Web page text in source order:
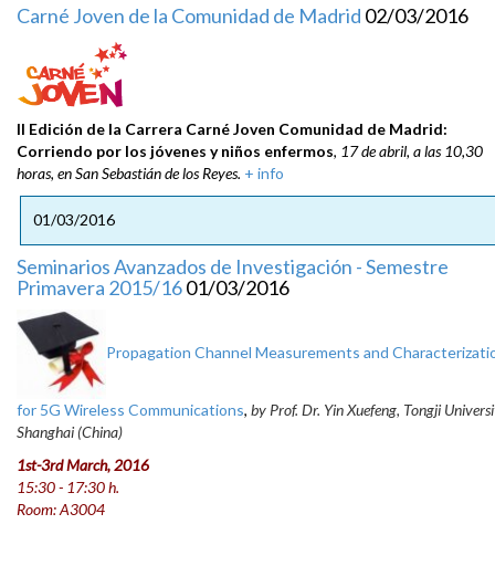
Carné Joven de la Comunidad de Madrid 02/03/2016
II Edición de la Carrera Carné Joven Comunidad de Madrid:
Corriendo por los jóvenes y niños enfermos, 17 de abril, a las 10,30
horas, en San Sebastián de los Reyes. + info
01/03/2016
Seminarios Avanzados de Investigación - Semestre
Primavera 2015/1601/03/2016
Propagation Channel Measurements and
for 5G Wireless Communications, by Prof. Dr. Yin Xuefeng, Tongji
Shanghai (China)
1st-3rd March, 2016
15:30 - 17:30 h.
Room: A3004